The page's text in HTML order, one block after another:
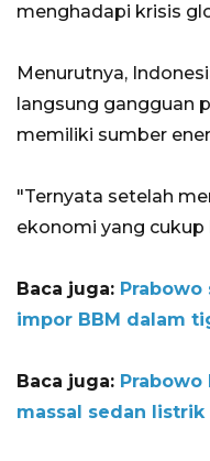
menghadapi krisis
Menurutnya,
langsung gangguan
memiliki sumber
"Ternyata setelah
ekonomi yang cukup
Baca juga:
impor BBM dalam
Baca juga:
massal sedan listrik